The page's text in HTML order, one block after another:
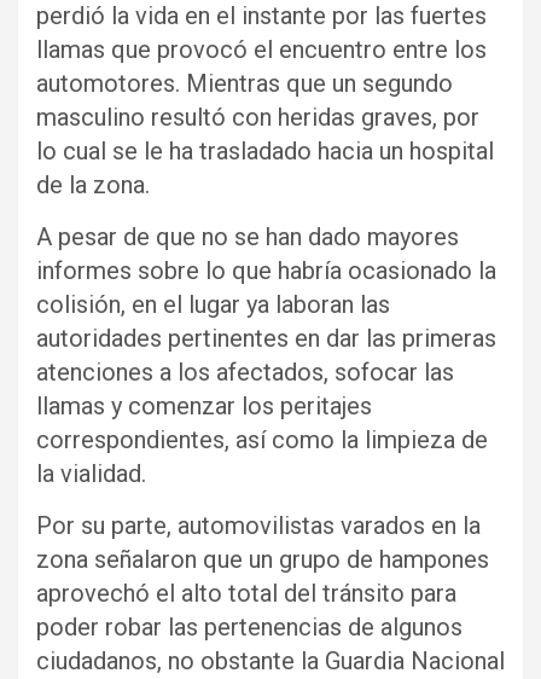
perdió la vida en el instante por las fuertes
llamas que provocó el encuentro entre los
automotores. Mientras que un segundo
masculino resultó con heridas graves, por
lo cual se le ha trasladado hacia un hospital
de la zona.
A pesar de que no se han dado mayores
informes sobre lo que habría ocasionado la
colisión, en el lugar ya laboran las
autoridades pertinentes en dar las primeras
atenciones a los afectados, sofocar las
llamas y comenzar los peritajes
correspondientes, así como la limpieza de
la vialidad.
Por su parte, automovilistas varados en la
zona señalaron que un grupo de hampones
aprovechó el alto total del tránsito para
poder robar las pertenencias de algunos
ciudadanos, no obstante la Guardia Nacional